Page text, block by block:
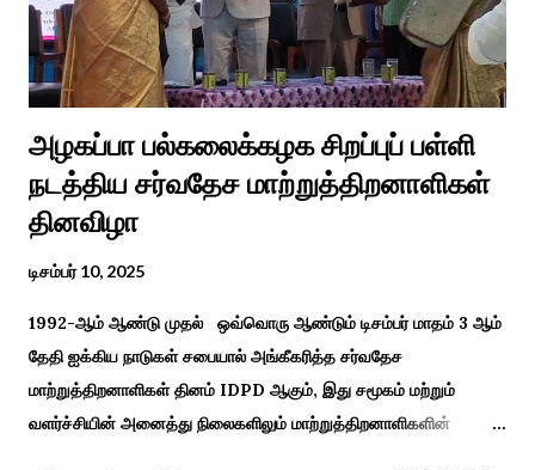
அவர்கள் பாடிய பாடல் இணையதளத்தில் வைரலாகிறது.“மாடு மேய்த்த
மச்சான்” என...
அழகப்பா பல்கலைக்கழக சிறப்புப் பள்ளி
நடத்திய சர்வதேச மாற்றுத்திறனாளிகள்
தினவிழா
டிசம்பர் 10, 2025
1992-ஆம் ஆண்டு முதல் ஒவ்வொரு ஆண்டும் டிசம்பர் மாதம் 3 ஆம்
தேதி ஐக்கிய நாடுகள் சபையால் அங்கீகரித்த சர்வதேச
மாற்றுத்திறனாளிகள் தினம் IDPD ஆகும், இது சமூகம் மற்றும்
வளர்ச்சியின் அனைத்து நிலைகளிலும் மாற்றுத்திறனாளிகளின்